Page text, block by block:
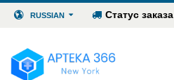
RUSSIAN Статус заказа